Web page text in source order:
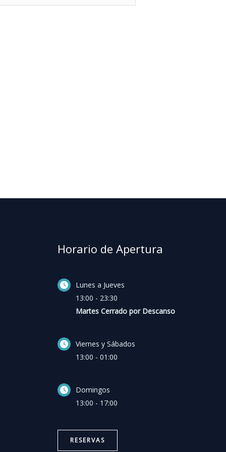
Horario de Apertura
Lunes a Jueves
13:00 - 23:30
Martes Cerrado por Descanso
Viernes y Sábados
13:00 - 01:00
Domingos
13:00 - 17:00
RESERVAS